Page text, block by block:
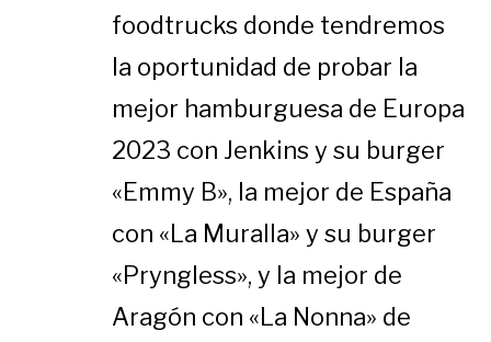
foodtrucks donde tendremos
la oportunidad de probar la
mejor hamburguesa de Europa
2023 con Jenkins y su burger
«Emmy B», la mejor de España
con «La Muralla» y su burger
«Pryngless», y la mejor de
Aragón con «La Nonna» de